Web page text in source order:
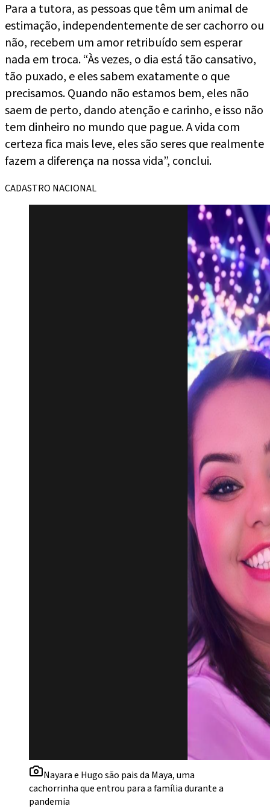
Para a tutora, as pessoas que têm um animal de
estimação, independentemente de ser cachorro ou
não, recebem um amor retribuído sem esperar
nada em troca. “Às vezes, o dia está tão cansativo,
tão puxado, e eles sabem exatamente o que
precisamos. Quando não estamos bem, eles não
saem de perto, dando atenção e carinho, e isso não
tem dinheiro no mundo que pague. A vida com
certeza fica mais leve, eles são seres que realmente
fazem a diferença na nossa vida”, conclui.
CADASTRO NACIONAL
Nayara e Hugo são pais da Maya, uma
cachorrinha que entrou para a família durante a
pandemia